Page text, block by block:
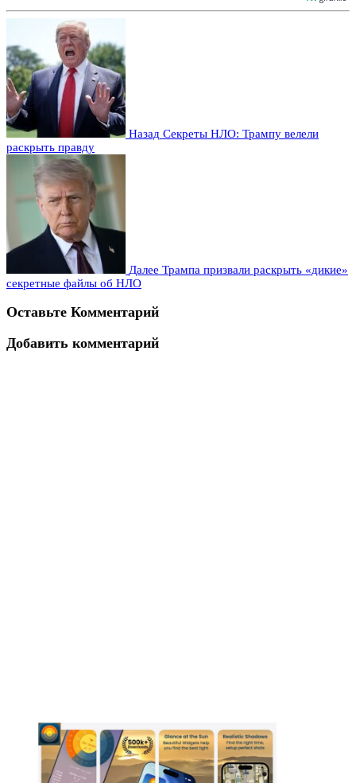
Назад Секреты НЛО: Трампу велели
раскрыть правду
Далее Трампа призвали раскрыть «дикие»
секретные файлы об НЛО
Оставьте Комментарий
Добавить комментарий